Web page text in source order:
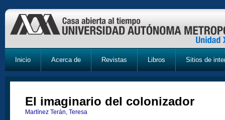
Inicio Acerca de Revistas Libros Sitios de
El imaginario del colonizador
Martínez Terán, Teresa